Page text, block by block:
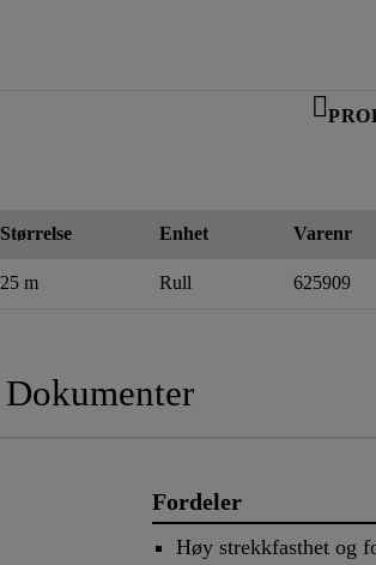
Størrelse Enhet Varenr
25 m Rull 625909
Dokumenter
Fordeler
Høy strekkfasthet og